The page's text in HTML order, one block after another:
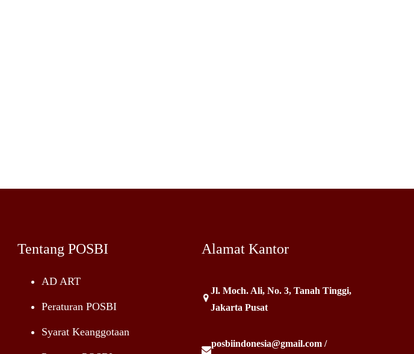
Tentang POSBI
AD ART
Peraturan POSBI
Syarat Keanggotaan
Alamat Kantor
Jl. Moch. Ali, No. 3, Tanah Tinggi,
Jakarta Pusat
posbiindonesia@gmail.com /